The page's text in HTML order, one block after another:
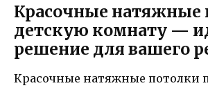
Красочные натяжные
детскую комнату —
решение для вашего
Красочные натяжные потолки